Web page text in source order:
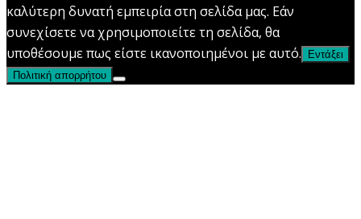
καλύτερη δυνατή εμπειρία στη σελίδα μας. Εάν
συνεχίσετε να χρησιμοποιείτε τη σελίδα, θα
υποθέσουμε πως είστε ικανοποιημένοι με αυτό.
Εντάξει
Πολιτική απορρήτου